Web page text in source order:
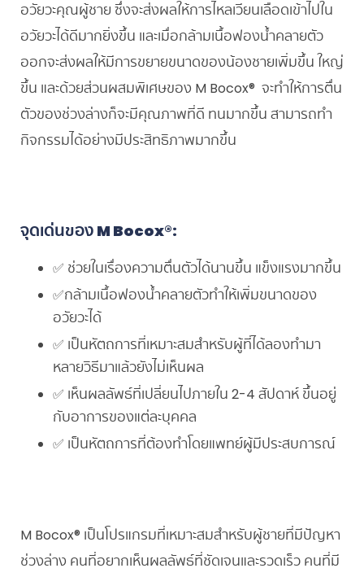
อวัยวะคุณผู้ชาย ซึ่งจะส่งผลให้การไหลเวียนเลือดเข้าไปใน
อวัยวะได้ดีมากยิ่งขึ้น และเมื่อกล้ามเนื้อฟองน้ำคลายตัว
ออกจะส่งผลให้มีการขยายขนาดของน้องชายเพิ่มขึ้น ใหญ่
ขึ้น และด้วยส่วนผสมพิเศษของ M Bocox® จะทำให้การตื่น
ตัวของช่วงล่างก็จะมีคุณภาพที่ดี ทนมากขึ้น สามารถทำ
กิจกรรมได้อย่างมีประสิทธิภาพมากขึ้น
จุดเด่นของ M Bocox®:
✅ ช่วยในเรื่องความตื่นตัวได้นานขึ้น แข็งแรงมากขึ้น
✅กล้ามเนื้อฟองน้ำคลายตัวทำให้เพิ่มขนาดของ
อวัยวะได้
✅ เป็นหัตถการที่เหมาะสมสำหรับผู้ที่ได้ลองทำมา
หลายวิธีมาแล้วยังไม่เห็นผล
✅ เห็นผลลัพธ์ที่เปลี่ยนไปภายใน 2-4 สัปดาห์ ขึ้นอยู่
กับอาการของแต่ละบุคคล
✅ เป็นหัตถการที่ต้องทำโดยแพทย์ผู้มีประสบการณ์
M Bocox® เป็นโปรแกรมที่เหมาะสมสำหรับผู้ชายที่มีปัญหา
ช่วงล่าง คนที่อยากเห็นผลลัพธ์ที่ชัดเจนและรวดเร็ว คนที่มี